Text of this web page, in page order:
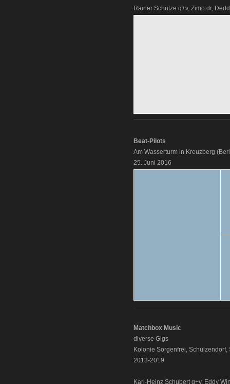
Rainer Schütze g+v, Zimo dr,
Beat-Pilots
Am Wasserturm in Kreuzberg
25. Juni 2016
Matchbox Music
diverse Gigs
Kolonie Sorgenfrei,
2013-2019
Karl-Heinz Schubert g+v, Eddy